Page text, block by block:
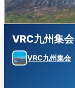
VRC九州集会
VRC九州集会